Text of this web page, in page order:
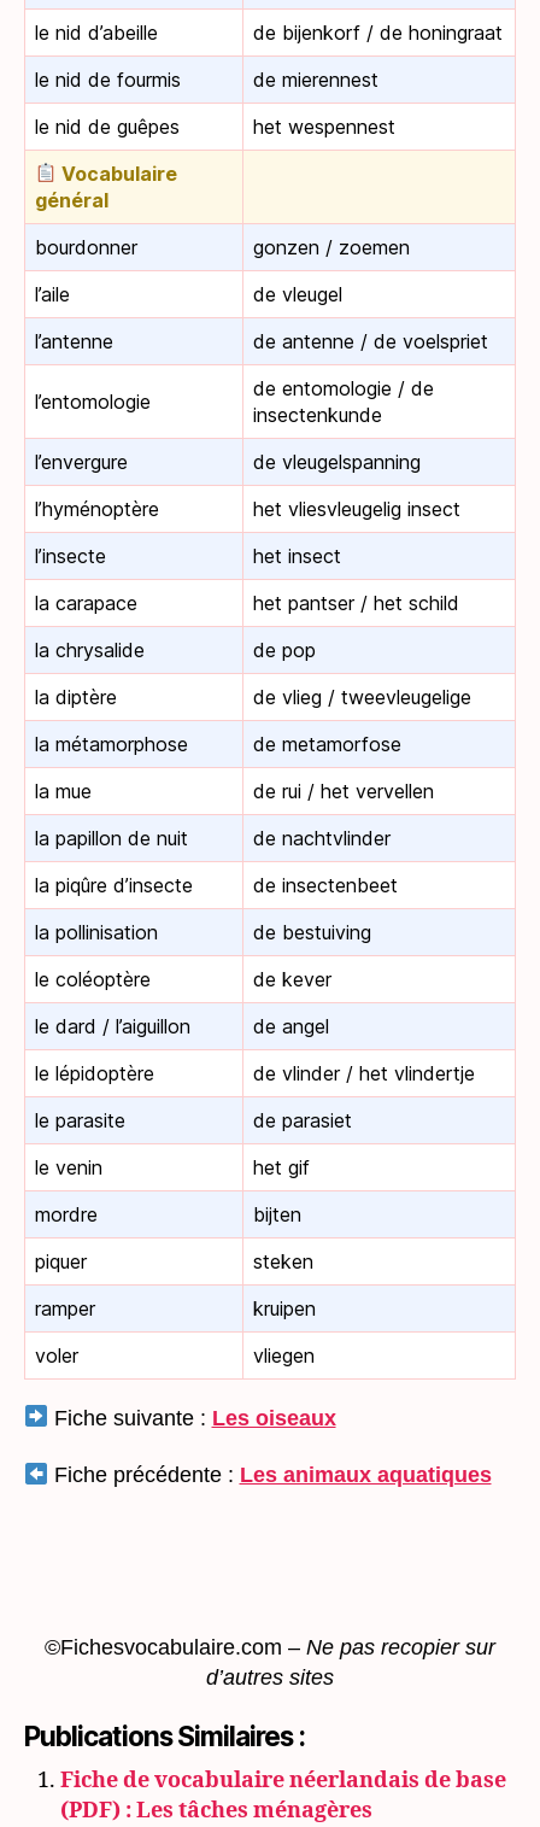
le nid d’abeille
de bijenkorf / de honingraat
le nid de fourmis
de mierennest
le nid de guêpes
het wespennest
Vocabulaire
général
bourdonner
gonzen / zoemen
l’aile
de vleugel
l’antenne
de antenne / de voelspriet
l’entomologie
de entomologie / de
insectenkunde
l’envergure
de vleugelspanning
l’hyménoptère
het vliesvleugelig insect
l’insecte
het insect
la carapace
het pantser / het schild
la chrysalide
de pop
la diptère
de vlieg / tweevleugelige
la métamorphose
de metamorfose
la mue
de rui / het vervellen
la papillon de nuit
de nachtvlinder
la piqûre d’insecte
de insectenbeet
la pollinisation
de bestuiving
le coléoptère
de kever
le dard / l’aiguillon
de angel
le lépidoptère
de vlinder / het vlindertje
le parasite
de parasiet
le venin
het gif
mordre
bijten
piquer
steken
ramper
kruipen
voler
vliegen
Fiche suivante : Les oiseaux
Fiche précédente : Les animaux aquatiques
©Fichesvocabulaire.com – Ne pas recopier sur
d’autres sites
Publications Similaires :
Fiche de vocabulaire néerlandais de base
(PDF) : Les tâches ménagères